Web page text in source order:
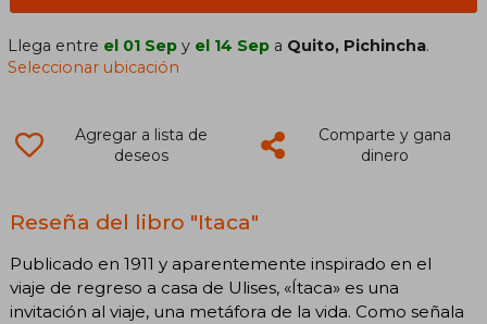
Llega entre el 01 Sep y el 14 Sep a Quito, Pichincha.
Seleccionar ubicación
Agregar a lista de
deseos
Comparte y gana
dinero
Reseña del libro "Itaca"
Publicado en 1911 y aparentemente inspirado en el
viaje de regreso a casa de Ulises, «Ítaca» es una
invitación al viaje, una metáfora de la vida. Como señala